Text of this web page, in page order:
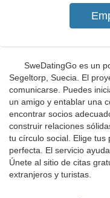
SweDatingGo es un
Segeltorp, Suecia. El
comunicarse. Puedes
un amigo y entablar una
encontrar socios
construir relaciones
tu círculo social. Elige tus
perfecta. El servicio
Únete al sitio de citas
extranjeros y turistas.